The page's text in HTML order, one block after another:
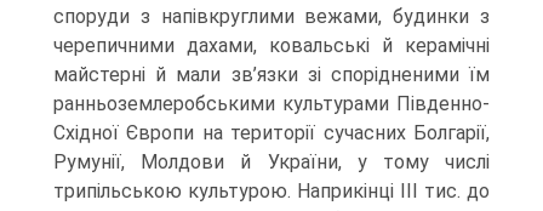
споруди з напівкруглими вежа­ми, будинки з
черепичними дахами, ковальські й керамічні
майстерні й мали зв’язки зі спорідненими їм
ранньоземлеробськими культурами Південно-
Схід­ної Європи на території сучасних Болгарії,
Румунії, Молдови й України, у тому числі
трипільською культурою. Наприкінці III тис. до